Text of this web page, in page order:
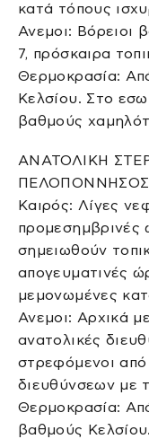
κατά τόπους
Ανεμοι: Βόρειοι
7, πρόσκαιρα
Θερμοκρασία:
Κελσίου. Στο
βαθμούς
ΑΝΑΤΟΛΙΚΗ
ΠΕΛΟΠΟΝΝΗΣΟΣ
Καιρός: Λίγες
προμεσημβρινές
σημειωθούν
απογευματινές
μεμονωμένες
Ανεμοι: Αρχικά
ανατολικές
στρεφόμενοι
διευθύνσεων με
Θερμοκρασία:
βαθμούς Κελσίου.